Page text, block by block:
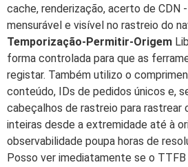
cache, renderização, acerto de CDN
mensurável e visível no rastreio do
Temporização-Permitir-Origem
forma controlada para que as
registar. Também utilizo o
conteúdo, IDs de pedidos únicos e,
cabeçalhos de rastreio para rastrear
inteiras desde a extremidade até à
observabilidade poupa horas de
Posso ver imediatamente se o